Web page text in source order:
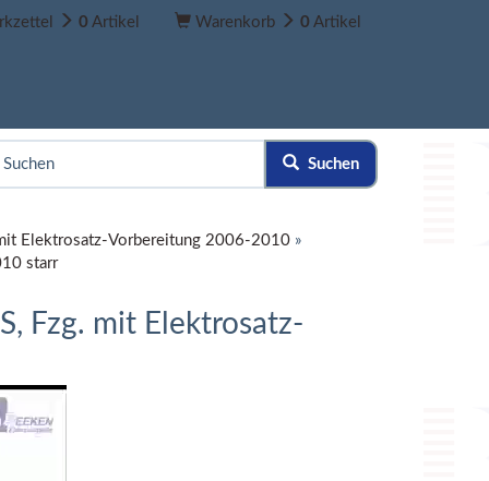
0 Artikel Warenkorb 0 Artikel
Suchen
Elektrosatz-Vorbereitung 2006-2010 »
starr
Fzg. mit Elektrosatz-